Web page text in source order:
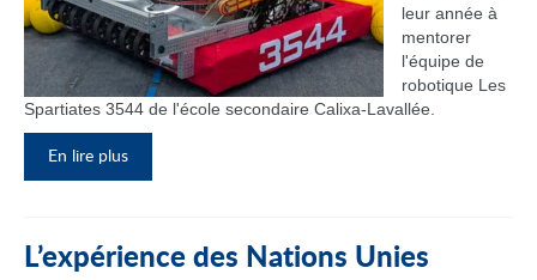
leur année à
mentorer
l'équipe de
robotique Les
Spartiates 3544 de l'école secondaire Calixa-Lavallée.
En lire plus
L’expérience des Nations Unies